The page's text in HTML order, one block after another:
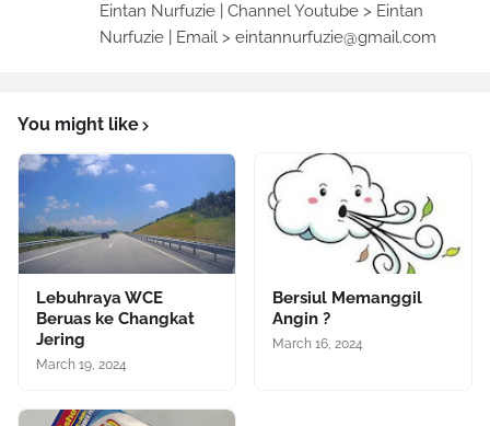
Eintan Nurfuzie | Channel Youtube > Eintan
Nurfuzie | Email > eintannurfuzie@gmail.com
You might like
Lebuhraya WCE
Beruas ke Changkat
Jering
March 19, 2024
Bersiul Memanggil
Angin ?
March 16, 2024